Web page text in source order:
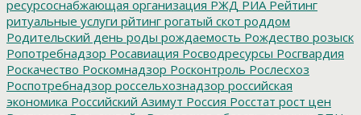
ресурсоснабжающая организация РЖД РИА Рейтинг
ритуальные услуги рйтинг рогатый скот роддом
Родительский день роды рождаемость Рождество розыск
Ропотребнадзор Росавиация Росводресурсы Росгвардия
Роскачество Роскомнадзор Росконтроль Рослесхоз
Роспотребнадзор россельхознадзор российская
экономика Российский Азимут Россия Росстат рост цен